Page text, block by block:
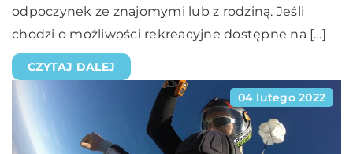
odpoczynek ze znajomymi lub z rodziną. Jeśli
chodzi o możliwości rekreacyjne dostępne na […]
CZYTAJ DALEJ
04 lutego 2022